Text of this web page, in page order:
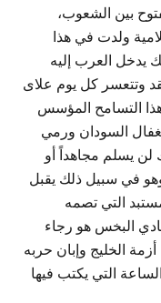
بين الشعوب،
ولدت في هذا
يدخل العرب إليه
وتتعسر كل يوم علاى
التسامح المؤسس
السودان ورمي
لن يسلم مجاهداً أو
وهو في سبيل ذلك يقبل
التي تصمه
البخس هو رجاء
الخليج وإبان حربه
التي يكتب فيها